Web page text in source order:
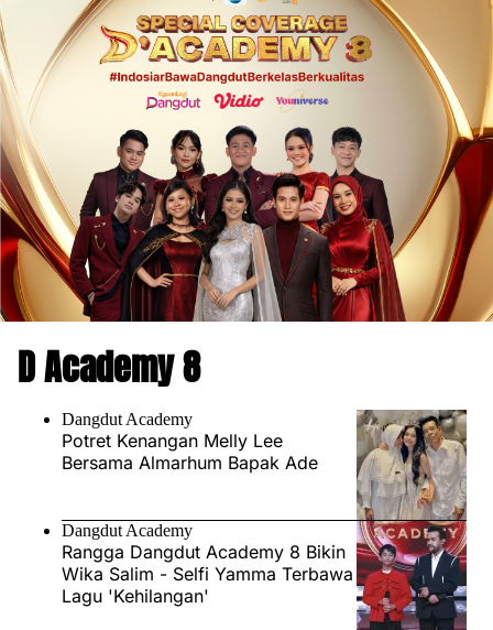
D Academy 8
Dangdut Academy
Potret Kenangan Melly Lee
Bersama Almarhum Bapak Ade
Dangdut Academy
Rangga Dangdut Academy 8 Bikin
Wika Salim - Selfi Yamma Terbawa
Lagu 'Kehilangan'